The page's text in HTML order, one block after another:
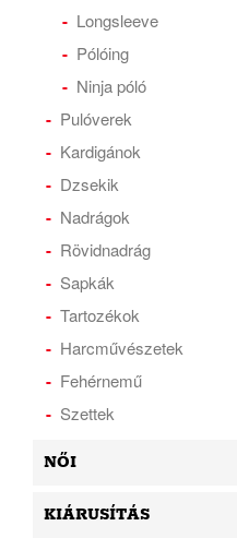
Longsleeve
Pólóing
Ninja póló
Pulóverek
Kardigánok
Dzsekik
Nadrágok
Rövidnadrág
Sapkák
Tartozékok
Harcművészetek
Fehérnemű
Szettek
NŐI
KIÁRUSÍTÁS